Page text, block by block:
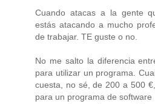
Cuando atacas a la gente
estás atacando a mucho
de trabajar. TE guste o no.
No me salto la diferencia
para utilizar un programa.
cuesta, no sé, de 200 a 500
para un programa de